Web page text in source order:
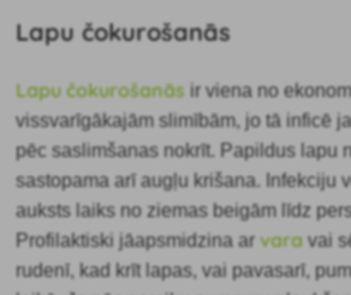
Lapu čokurošanās
Lapu čokurošanās ir viena no
vissvarīgākajām slimībām, jo tā inficē
pēc saslimšanas nokrīt. Papildus lapu
sastopama arī augļu krišana. Infekciju
auksts laiks no ziemas beigām līdz
Profilaktiski jāapsmidzina arvara vai
rudenī, kad krīt lapas, vai pavasarī,